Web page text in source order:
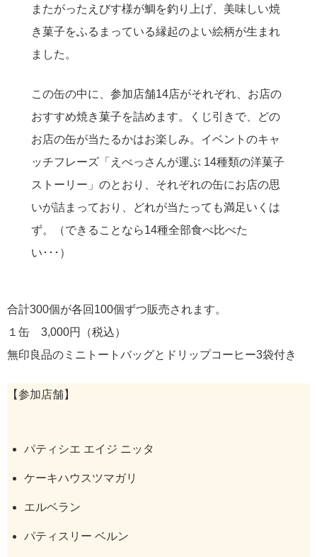
またがったえびす様が鯛を釣り上げ、美味しい焼
き菓子をふるまっている縁起のよい絵柄が生まれ
ました。
この缶の中に、参加店舗14店がそれぞれ、お店の
おすすめ焼き菓子を詰めます。くじ引きで、どの
お店の缶が当たるかはお楽しみ。イベントのキャ
ッチフレーズ「えべっさんが運ぶ 14種類の洋菓子
ストーリー」のとおり、それぞれの缶にお店の思
いが詰まっており、どれが当たっても満足いくは
ず。（できることなら14種全部食べ比べた
い･･･）
合計300個が各回100個ずつ販売されます。
１缶 3,000円（税込）
無印良品のミニトートバッグとドリップコーヒー3袋付き
【参加店舗】
パティシエ エイジ ニッタ
ケーキハウスツマガリ
エルベラン
パティスリー ベルン